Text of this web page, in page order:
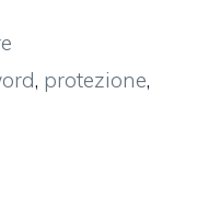
, protezione,